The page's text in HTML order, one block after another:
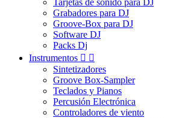
Tarjetas de sonido para DJ
Grabadores para DJ
Groove-Box para DJ
Software DJ
Packs Dj
Instrumentos  
Sintetizadores
Groove Box-Sampler
Teclados y Pianos
Percusión Electrónica
Controladores de viento